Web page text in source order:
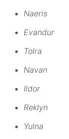
Naeris
Evandur
Tolra
Navan
Ildor
Reklyn
Yulna